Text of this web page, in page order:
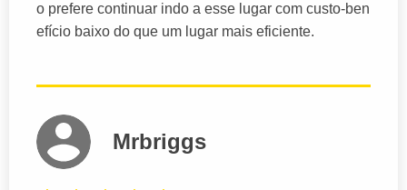
o prefere continuar indo a esse lugar com custo-ben
efício baixo do que um lugar mais eficiente.
Mrbriggs